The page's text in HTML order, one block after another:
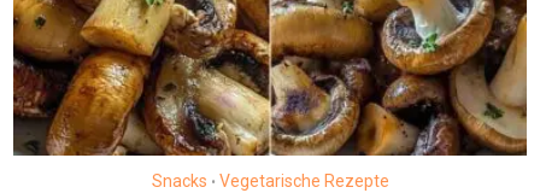
Snacks • Vegetarische Rezepte